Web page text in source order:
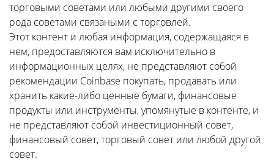
торговыми советами или любыми другими своего
рода советами связаными с торговлей.
Этот контент и любая информация, содержащаяся в
нем, предоставляются вам исключительно в
информационных целях, не представляют собой
рекомендации Coinbase покупать, продавать или
хранить какие-либо ценные бумаги, финансовые
продукты или инструменты, упомянутые в контенте, и
не представляют собой инвестиционный совет,
финансовый совет, торговый совет или любой другой
совет.